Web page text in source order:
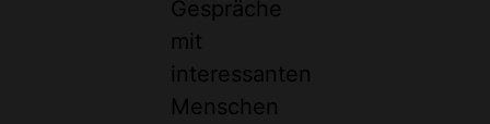
Gespräche
mit
interessanten
Menschen